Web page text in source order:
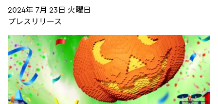
2024年 7月 23日 火曜日
プレスリリース